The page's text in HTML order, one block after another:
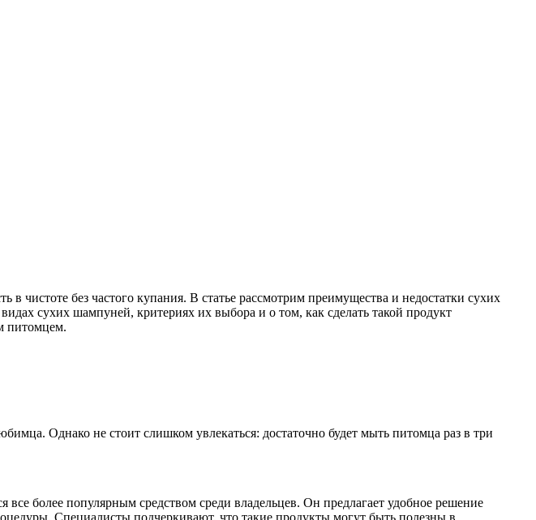
чистоте без частого купания. В статье рассмотрим преимущества и недостатки сухих
сухих шампуней, критериях их выбора и о том, как сделать такой продукт
питомцем.
Однако не стоит слишком увлекаться: достаточно будет мыть питомца раз в три
более популярным средством среди владельцев. Он предлагает удобное решение
Специалисты подчеркивают, что такие продукты могут быть полезны в